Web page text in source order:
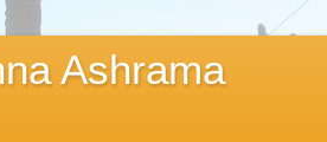
Ashrama